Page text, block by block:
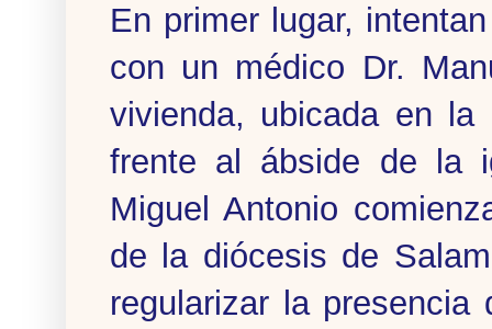
En primer lugar,
con un médico Dr.
vivienda, ubicada en
frente al ábside de la
Miguel Antonio
de la diócesis de
regularizar la